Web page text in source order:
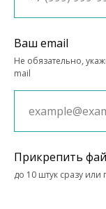
Ваш email
Не обязательно,
mail
Прикрепить
до 10 штук сразу